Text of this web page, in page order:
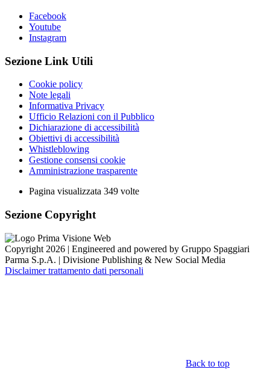
Facebook
Youtube
Instagram
Sezione Link Utili
Cookie policy
Note legali
Informativa Privacy
Ufficio Relazioni con il Pubblico
Dichiarazione di accessibilità
Obiettivi di accessibilità
Whistleblowing
Gestione consensi cookie
Amministrazione trasparente
Pagina visualizzata 349 volte
Sezione Copyright
Copyright 2026 | Engineered and powered by Gruppo Spaggiari
Parma S.p.A. | Divisione Publishing & New Social Media
Disclaimer trattamento dati personali
Back to top